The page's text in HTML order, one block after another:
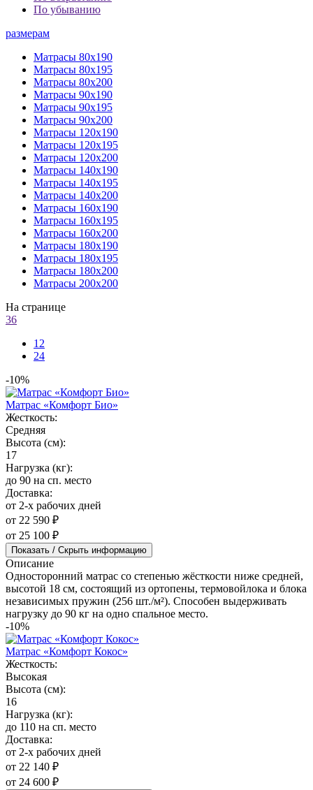
По убыванию
размерам
Матрасы 80х190
Матрасы 80х195
Матрасы 80х200
Матрасы 90х190
Матрасы 90х195
Матрасы 90х200
Матрасы 120х190
Матрасы 120х195
Матрасы 120х200
Матрасы 140х190
Матрасы 140х195
Матрасы 140х200
Матрасы 160х190
Матрасы 160х195
Матрасы 160х200
Матрасы 180х190
Матрасы 180х195
Матрасы 180х200
Матрасы 200х200
На странице
36
12
24
-10%
Матрас «Комфорт Био»
Жесткость:
Средняя
Высота (см):
17
Нагрузка (кг):
до 90 на сп. место
Доставка:
от 2-х рабочих дней
от 22 590 ₽
от 25 100 ₽
Показать / Скрыть информацию
Описание
Односторонний матрас со степенью жёсткости ниже средней,
высотой 18 см, состоящий из ортопены, термовойлока и блока
независимых пружин (256 шт./м²). Способен выдерживать
нагрузку до 90 кг на одно спальное место.
-10%
Матрас «Комфорт Кокос»
Жесткость:
Высокая
Высота (см):
16
Нагрузка (кг):
до 110 на сп. место
Доставка:
от 2-х рабочих дней
от 22 140 ₽
от 24 600 ₽